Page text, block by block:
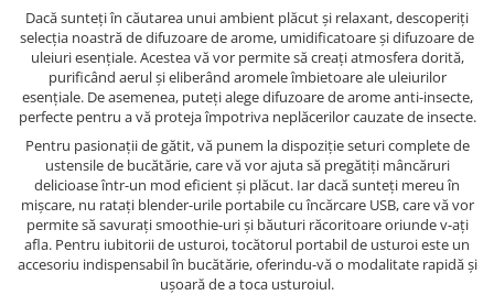
Dacă sunteți în căutarea unui ambient plăcut și relaxant, descoperiți
selecția noastră de difuzoare de arome, umidificatoare și difuzoare de
uleiuri esențiale. Acestea vă vor permite să creați atmosfera dorită,
purificând aerul și eliberând aromele îmbietoare ale uleiurilor
esențiale. De asemenea, puteți alege difuzoare de arome anti-insecte,
perfecte pentru a vă proteja împotriva neplăcerilor cauzate de insecte.
Pentru pasionații de gătit, vă punem la dispoziție seturi complete de
ustensile de bucătărie, care vă vor ajuta să pregătiți mâncăruri
delicioase într-un mod eficient și plăcut. Iar dacă sunteți mereu în
mișcare, nu ratați blender-urile portabile cu încărcare USB, care vă vor
permite să savurați smoothie-uri și băuturi răcoritoare oriunde v-ați
afla. Pentru iubitorii de usturoi, tocătorul portabil de usturoi este un
accesoriu indispensabil în bucătărie, oferindu-vă o modalitate rapidă și
ușoară de a toca usturoiul.